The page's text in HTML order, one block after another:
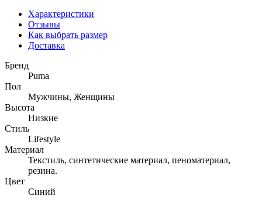
Характеристики
Отзывы
Как выбрать размер
Доставка
Бренд
Puma
Пол
Мужчины, Женщины
Высота
Низкие
Стиль
Lifestyle
Материал
Текстиль, синтетические материал, пеноматериал,
резина.
Цвет
Синий